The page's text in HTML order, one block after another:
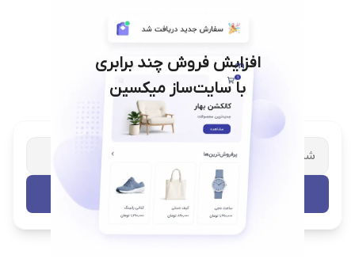
افزایش فروش چند برابری
با سایت‌ساز میکسین
شریک تجاری ترب با پشتیبانی اختصاصی
تست رایگان